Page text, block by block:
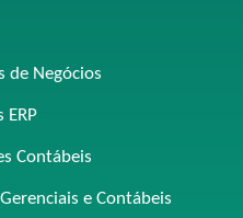
de Negócios
ERP
Contábeis
e Contábeis